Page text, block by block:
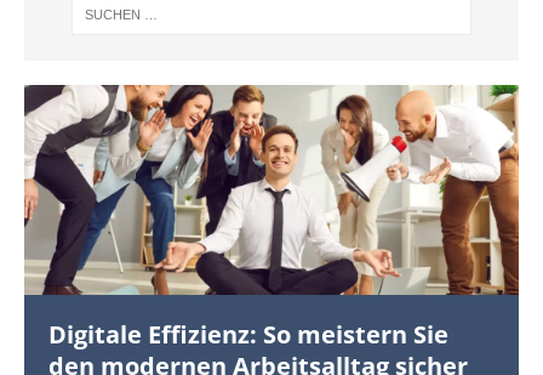
Digitale Effizienz: So meistern Sie
den modernen Arbeitsalltag sicher